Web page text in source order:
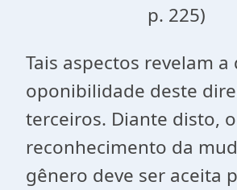
p. 225)
Tais aspectos revelam a
oponibilidade deste
terceiros. Diante disto, o
reconhecimento da
gênero deve ser aceita